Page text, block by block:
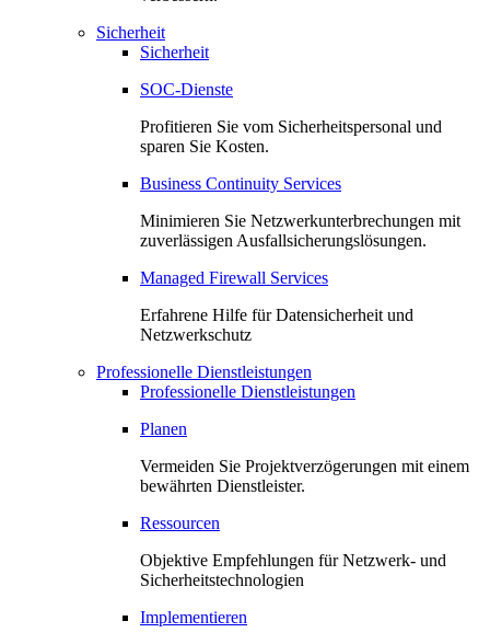
Sicherheit
Sicherheit
SOC-Dienste
Profitieren Sie vom Sicherheitspersonal und
sparen Sie Kosten.
Business Continuity Services
Minimieren Sie Netzwerkunterbrechungen mit
zuverlässigen Ausfallsicherungslösungen.
Managed Firewall Services
Erfahrene Hilfe für Datensicherheit und
Netzwerkschutz
Professionelle Dienstleistungen
Professionelle Dienstleistungen
Planen
Vermeiden Sie Projektverzögerungen mit einem
bewährten Dienstleister.
Ressourcen
Objektive Empfehlungen für Netzwerk- und
Sicherheitstechnologien
Implementieren